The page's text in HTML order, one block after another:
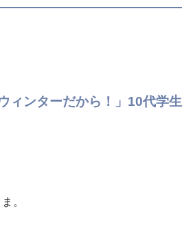
ィンターだから！」10代学生
。